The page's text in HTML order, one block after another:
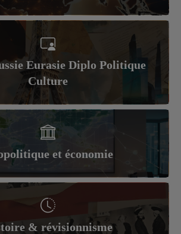
Eurasie Diplo Politique
Culture
et économie
& révisionnisme